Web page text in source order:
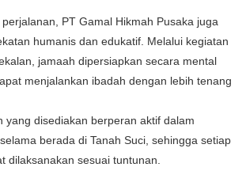
PT Gamal Hikmah Pusaka juga
humanis dan edukatif. Melalui kegiatan
jamaah dipersiapkan secara mental
menjalankan ibadah dengan lebih tenang
yang disediakan berperan aktif dalam
berada di Tanah Suci, sehingga setiap
dilaksanakan sesuai tuntunan.